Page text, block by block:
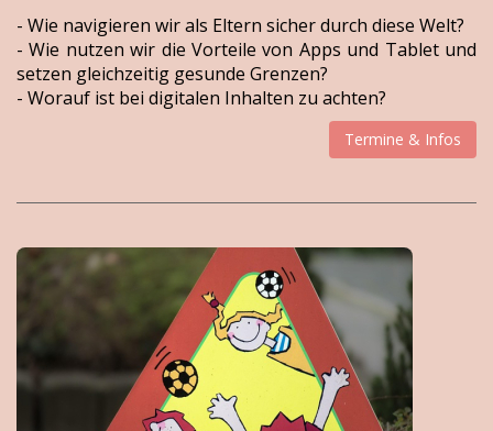
- Wie navigieren wir als Eltern sicher durch diese Welt?
- Wie nutzen wir die Vorteile von Apps und Tablet und
setzen gleichzeitig gesunde Grenzen?
- Worauf ist bei digitalen Inhalten zu achten?
Termine & Infos